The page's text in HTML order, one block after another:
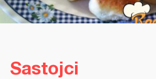
Sastojci